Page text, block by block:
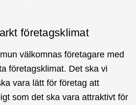
företagsklimat
välkomnas företagare med
företagsklimat. Det ska vi
vara lätt för företag att
som det ska vara attraktivt för